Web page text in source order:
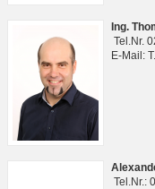
Ing.
Tel.Nr.
E-Mail:
Tel.Nr.: